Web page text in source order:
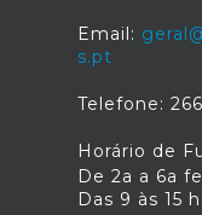
Email:
s.pt
Telefone:
Horário de
De 2a a 6a
Das 9 às 15